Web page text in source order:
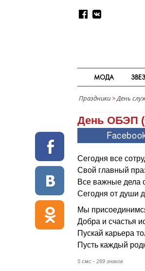
МОДА
Праздники >День
День ОБЭП
Сегодня все
Свой главный
Все важные дела
Сегодня от души
Мы
Добра и счастья
Пускай карьера
Пусть каждый
5 смс - 269 знаков